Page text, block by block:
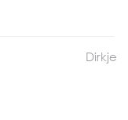
Dirkje